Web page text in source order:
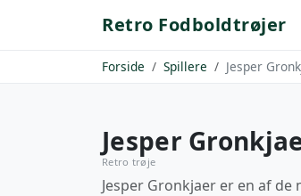
Retro Fodboldtrøjer
Forside Spillere Jesper
Jesper
Retro trøje
Jesper Gronkjaer er en af